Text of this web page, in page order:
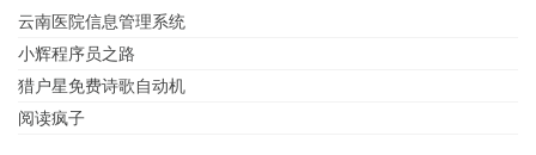
云南医院信息管理系统
小辉程序员之路
猎户星免费诗歌自动机
阅读疯子